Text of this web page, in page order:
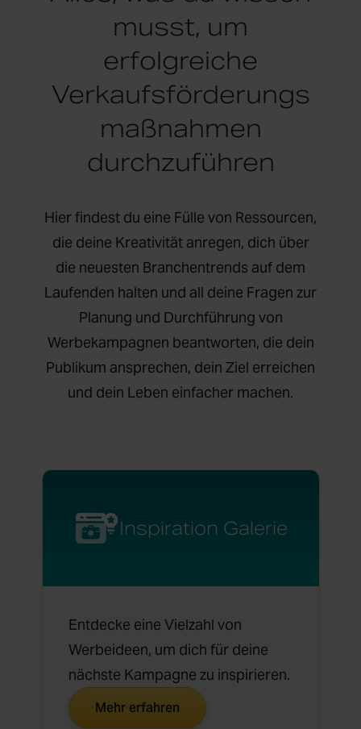
musst, um
erfolgreiche
Verkaufsförderungs
maßnahmen
durchzuführen
Hier findest du eine Fülle von Ressourcen,
die deine Kreativität anregen, dich über
die neuesten Branchentrends auf dem
Laufenden halten und all deine Fragen zur
Planung und Durchführung von
Werbekampagnen beantworten, die dein
Publikum ansprechen, dein Ziel erreichen
und dein Leben einfacher machen.
Inspiration Galerie
Entdecke eine Vielzahl von
Werbeideen, um dich für deine
nächste Kampagne zu inspirieren.
Mehr erfahren